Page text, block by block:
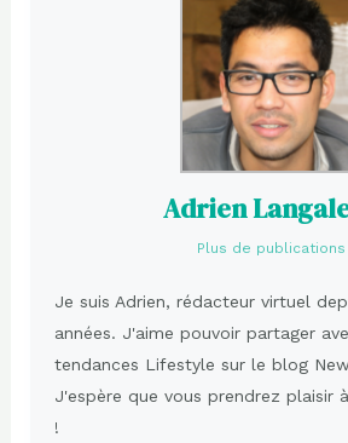
Adrien
Plus de publications
Je suis Adrien, rédacteur virtuel
années. J'aime pouvoir partager
tendances Lifestyle sur le blog
J'espère que vous prendrez plaisir
!